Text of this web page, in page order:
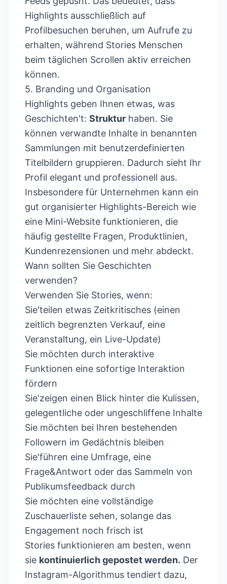
Highlights ausschließlich auf
Profilbesuchen beruhen, um Aufrufe zu
erhalten, während Stories Menschen
beim täglichen Scrollen aktiv erreichen
können.
5. Branding und Organisation
Highlights geben Ihnen etwas, was
Geschichten't: Struktur haben. Sie
können verwandte Inhalte in benannten
Sammlungen mit benutzerdefinierten
Titelbildern gruppieren. Dadurch sieht Ihr
Profil elegant und professionell aus.
Insbesondere für Unternehmen kann ein
gut organisierter Highlights-Bereich wie
eine Mini-Website funktionieren, die
häufig gestellte Fragen, Produktlinien,
Kundenrezensionen und mehr abdeckt.
Wann sollten Sie Geschichten
verwenden?
Verwenden Sie Stories, wenn:
Sie'teilen etwas Zeitkritisches (einen
zeitlich begrenzten Verkauf, eine
Veranstaltung, ein Live-Update)
Sie möchten durch interaktive
Funktionen eine sofortige Interaktion
fördern
Sie'zeigen einen Blick hinter die Kulissen,
gelegentliche oder ungeschliffene Inhalte
Sie möchten bei Ihren bestehenden
Followern im Gedächtnis bleiben
Sie'führen eine Umfrage, eine
Frage&Antwort oder das Sammeln von
Publikumsfeedback durch
Sie möchten eine vollständige
Zuschauerliste sehen, solange das
Engagement noch frisch ist
Stories funktionieren am besten, wenn
sie kontinuierlich gepostet werden. Der
Instagram-Algorithmus tendiert dazu,